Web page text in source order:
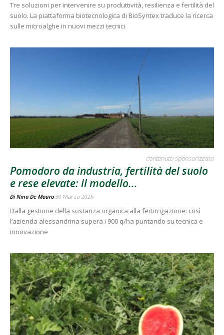
Tre soluzioni per intervenire su produttività, resilienza e fertilità del
suolo. La piattaforma biotecnologica di BioSyntex traduce la ricerca
sulle microalghe in nuovi mezzi tecnici
contenuto sponsorizzato
Pomodoro da industria, fertilità del suolo
e rese elevate: il modello...
Di Nino De Mauro 30 Marzo 2026
Dalla gestione della sostanza organica alla fertirrigazione: così
l’azienda alessandrina supera i 900 q/ha puntando su tecnica e
innovazione